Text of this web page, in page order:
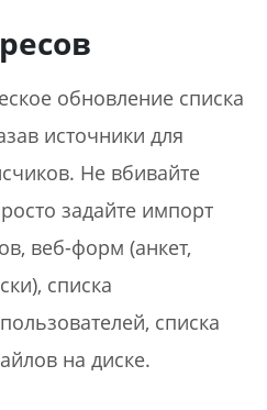
обновление списка
источники для
Не вбивайте
задайте импорт
веб-форм (анкет,
списка
списка
на диске.